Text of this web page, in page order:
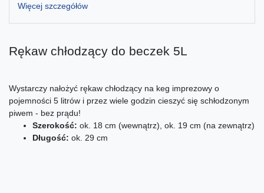
Więcej szczegółów
Rękaw chłodzący do beczek 5L
Wystarczy nałożyć rękaw chłodzący na keg imprezowy o
pojemności 5 litrów i przez wiele godzin cieszyć się schłodzonym
piwem - bez prądu!
Szerokość: ok. 18 cm (wewnątrz), ok. 19 cm (na zewnątrz)
Długość: ok. 29 cm